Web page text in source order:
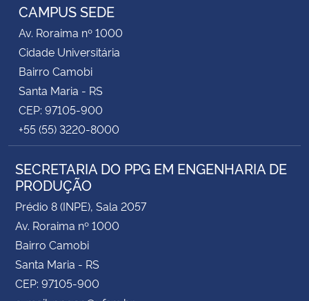
CAMPUS SEDE
Av. Roraima nº 1000
Cidade Universitária
Bairro Camobi
Santa Maria - RS
CEP: 97105-900
+55 (55) 3220-8000
SECRETARIA DO PPG EM ENGENHARIA DE
PRODUÇÃO
Prédio 8 (INPE), Sala 2057
Av. Roraima nº 1000
Bairro Camobi
Santa Maria - RS
CEP: 97105-900